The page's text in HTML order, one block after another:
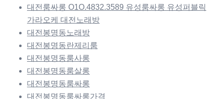
대전룸싸롱 O1O.4832.3589 유성룸싸롱 유성퍼블릭
가라오케 대전노래방
대전봉명동노래방
대전봉명동란제리룸
대전봉명동룸사롱
대전봉명동룸살롱
대전봉명동룸싸롱
대전봉명동룸싸롱가격